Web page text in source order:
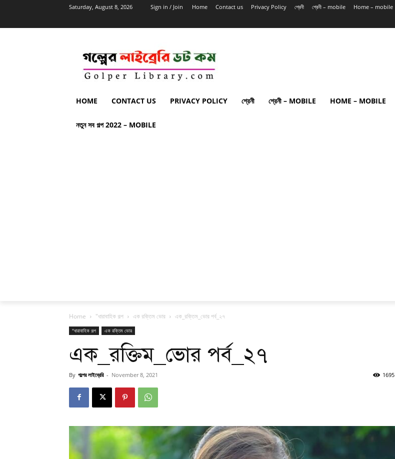
Saturday, August 8, 2026 Sign in / Join Home Contact us Privacy Policy শ্রেনী শ্রেনী – mobile Home – mobile
HOME CONTACT US PRIVACY POLICY শ্রেনী শ্রেনী – MOBILE HOME – MOBILE
নতুন সব গল্প 2022 – MOBILE
Home "ধারাবাহিক গল্প এক রক্তিম ভোর এক_রক্তিম_ভোর পর্ব_২৭
"ধারাবাহিক গল্প এক রক্তিম ভোর
এক_রক্তিম_ভোর পর্ব_২৭
By গল্পের লাইব্রেরি - November 8, 2021 1695